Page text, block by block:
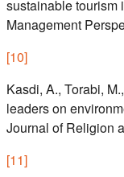
sustainable tourism
Management
[10]
Kasdi, A., Torabi,
leaders on
Journal of Religion
[11]